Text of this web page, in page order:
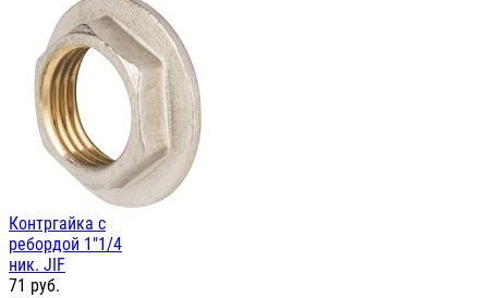
Контргайка с
ребордой 1"1/4
ник. JIF
71 руб.